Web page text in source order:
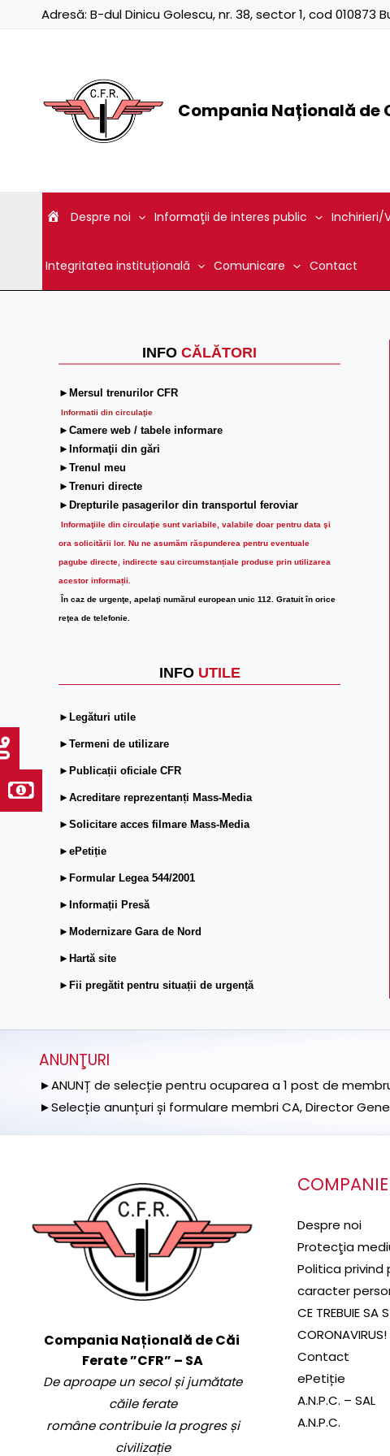
Adresă: B-dul Dinicu Golescu, nr. 38, sector 1, cod 010873
Compania Națională de
Despre noi Informaţii de interes public Inchirieri/
Integritatea instituțională Comunicare Contact
INFO CĂLĂTORI
►Mersul trenurilor CFR
Informatii din circulaţie
►Camere web / tabele informare
►Informaţii din gări
►Trenul meu
►Trenuri directe
►Drepturile pasagerilor din transportul feroviar
Informaţiile din circulaţie sunt variabile, valabile doar pentru data şi
ora solicitării lor. Nu ne asumăm răspunderea pentru eventuale
pagube directe, indirecte sau circumstanțiale produse prin utilizarea
acestor informații.
În caz de urgenţe, apelaţi numărul european unic 112. Gratuit în orice
reţea de telefonie.
INFO UTILE
►Legături utile
►Termeni de utilizare
►Publicații oficiale CFR
►Acreditare reprezentanți Mass-Media
►Solicitare acces filmare Mass-Media
►ePetiție
►Formular Legea 544/2001
►Informații Presă
►Modernizare Gara de Nord
►Hartă site
►Fii pregătit pentru situații de urgență
ANUNŢURI
►ANUNȚ de selecție pentru ocuparea a 1 post de membru
►Selecție anunțuri și formulare membri CA, Director
Compania Națională de Căi
Ferate ”CFR” – SA
De aproape un secol și jumătate
căile ferate
române contribuie la progres și
civilizație
COMPANIE
Despre noi
Protecţia
Politica
caracter
CE TREBUIE SA
CORONAVIRUS!
Contact
ePetiție
A.N.P.C. – SAL
A.N.P.C.